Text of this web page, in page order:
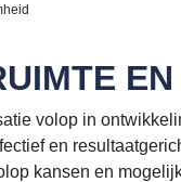
volop in
en
kansen en